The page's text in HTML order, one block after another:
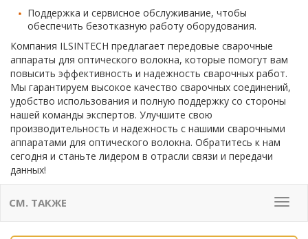
Поддержка и сервисное обслуживание, чтобы
обеспечить безотказную работу оборудования.
Компания ILSINTECH предлагает передовые сварочные
аппараты для оптического волокна, которые помогут вам
повысить эффективность и надежность сварочных работ.
Мы гарантируем высокое качество сварочных соединений,
удобство использования и полную поддержку со стороны
нашей команды экспертов. Улучшите свою
производительность и надежность с нашими сварочными
аппаратами для оптического волокна. Обратитесь к нам
сегодня и станьте лидером в отрасли связи и передачи
данных!
Меню
СМ. ТАКЖЕ